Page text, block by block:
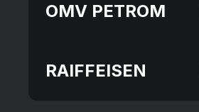
OMV PETROM
RAIFFEISEN